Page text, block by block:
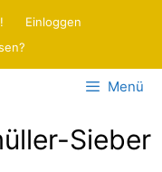
Einloggen
Menü
Sieber